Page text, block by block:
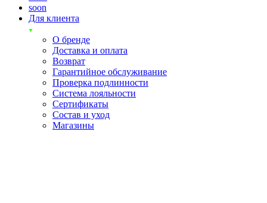
soon
Для клиента
О бренде
Доставка и оплата
Возврат
Гарантийное обслуживание
Проверка подлинности
Система лояльности
Сертификаты
Состав и уход
Магазины